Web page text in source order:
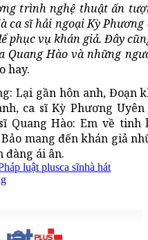
trình nghệ thuật ấn
ca sĩ hải ngoại Kỳ Phương
phục vụ khán giả. Đây
Quang Hào và những
hay.
Lại gần hôn anh, Đoạn
ca sĩ Kỳ Phương Uyên
Quang Hào: Em về tinh
mang đến khán giả
đàng ái ân.
luật plusca sĩnhà hát